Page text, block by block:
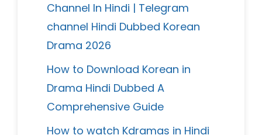
Channel In Hindi | Telegram
channel Hindi Dubbed Korean
Drama 2026
How to Download Korean in
Drama Hindi Dubbed A
Comprehensive Guide
How to watch Kdramas in Hindi